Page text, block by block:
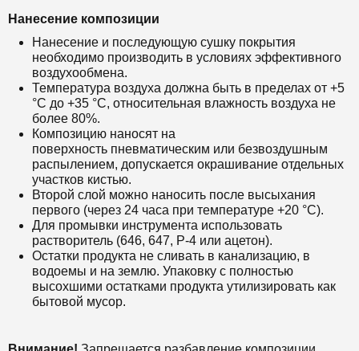
Нанесение композиции
Нанесение и последующую сушку покрытия
необходимо производить в условиях эффективного
воздухообмена.
Температура воздуха должна быть в пределах от +5
°С до +35 °С, относительная влажность воздуха не
более 80%.
Композицию наносят на
поверхность пневматическим или безвоздушным
распылением, допускается окрашивание отдельных
участков кистью.
Второй слой можно наносить после высыхания
первого (через 24 часа при температуре +20 °С).
Для промывки инструмента использовать
растворитель (646, 647, Р-4 или ацетон).
Остатки продукта не сливать в канализацию, в
водоемы и на землю. Упаковку с полностью
высохшими остатками продукта утилизировать как
бытовой мусор.